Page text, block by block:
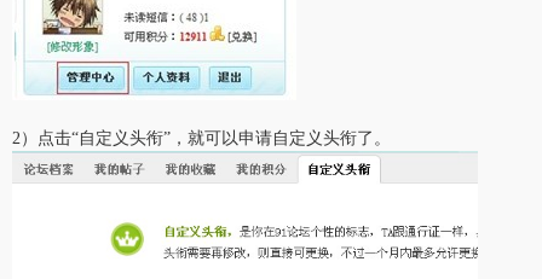
2）点击“自定义头衔”，就可以申请自定义头衔了。